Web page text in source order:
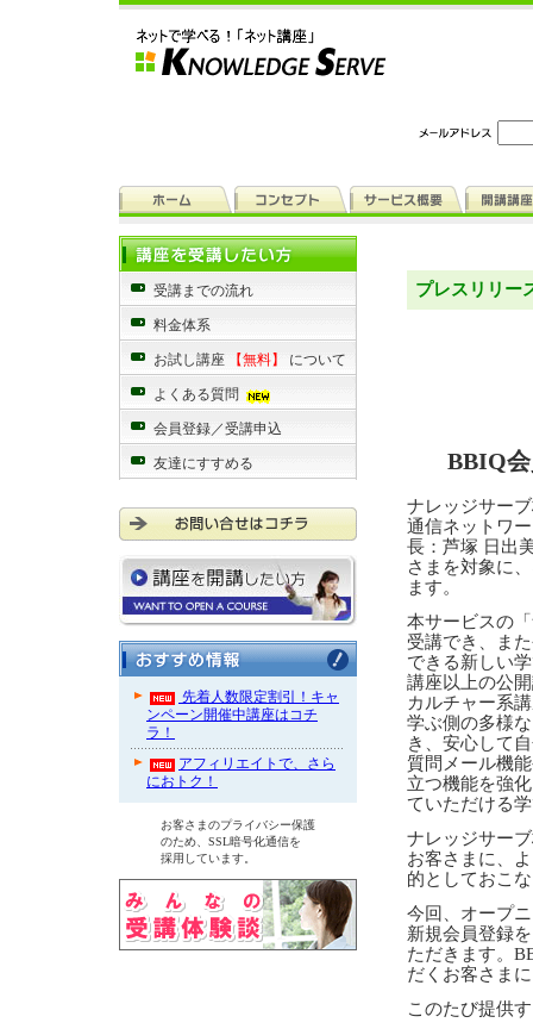
受講までの流れ
料金体系
お試し講座 【無料】 について
よくある質問
会員登録／受講申込
友達にすすめる
先着人数限定割引！キャ
ンペーン開催中講座はコチ
ラ！
アフィリエイトで、さら
におトク！
お客さまのプライバシー保護
のため、SSL暗号化通信を
採用しています。
プレスリリー
BBIQ
ナレッジサー
通信ネットワ
長：芦塚 日出
さまを対象に
ます。
本サービスの
受講でき、ま
できる新しい
講座以上の公
カルチャー系
学ぶ側の多様
き、安心して
質問メール機
立つ機能を強
ていただける
ナレッジサー
お客さまに、
的としておこ
今回、オープ
新規会員登録
ただきます。
だくお客さま
このたび提供